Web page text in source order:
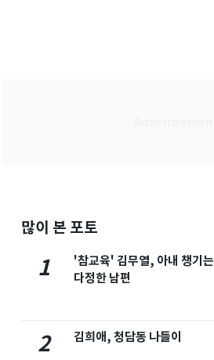
많이 본 포토
1
'참교육' 김무열, 아내 챙기는
다정한 남편
2 김희애, 청담동 나들이